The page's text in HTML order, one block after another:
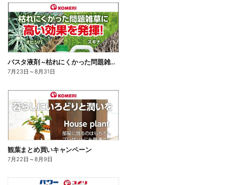
バスタ液剤 ~枯れにくかった問題雑草に高い効果を発揮!~
7月23日 ～8月31日
観葉まとめ買いキャンペーン
7月22日 ～8月9日